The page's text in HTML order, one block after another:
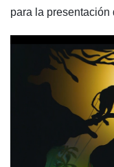
para la